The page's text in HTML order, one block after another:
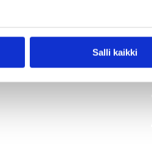
Salli kaikki